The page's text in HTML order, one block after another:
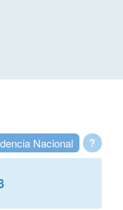
?
Nacional